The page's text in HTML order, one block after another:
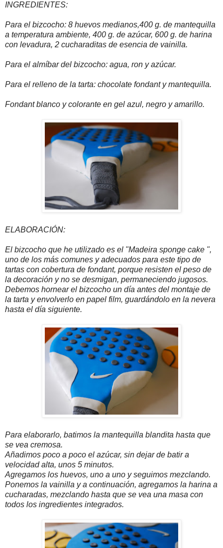
INGREDIENTES:
Para el bizcocho: 8 huevos medianos,400 g. de mantequilla
a temperatura ambiente, 400 g. de azúcar, 600 g. de harina
con levadura, 2 cucharaditas de esencia de vainilla.
Para el almíbar del bizcocho: agua, ron y azúcar.
Para el relleno de la tarta: chocolate fondant y mantequilla.
Fondant blanco y colorante en gel azul, negro y amarillo.
ELABORACIÓN:
El bizcocho que he utilizado es el "Madeira sponge cake ",
uno de los más comunes y adecuados para este tipo de
tartas con cobertura de fondant, porque resisten el peso de
la decoración y no se desmigan, permaneciendo jugosos.
Debemos hornear el bizcocho un día antes del montaje de
la tarta y envolverlo en papel film, guardándolo en la nevera
hasta el día siguiente.
Para elaborarlo, batimos la mantequilla blandita hasta que
se vea cremosa.
Añadimos poco a poco el azúcar, sin dejar de batir a
velocidad alta, unos 5 minutos.
Agregamos los huevos, uno a uno y seguimos mezclando.
Ponemos la vainilla y a continuación, agregamos la harina a
cucharadas, mezclando hasta que se vea una masa con
todos los ingredientes integrados.